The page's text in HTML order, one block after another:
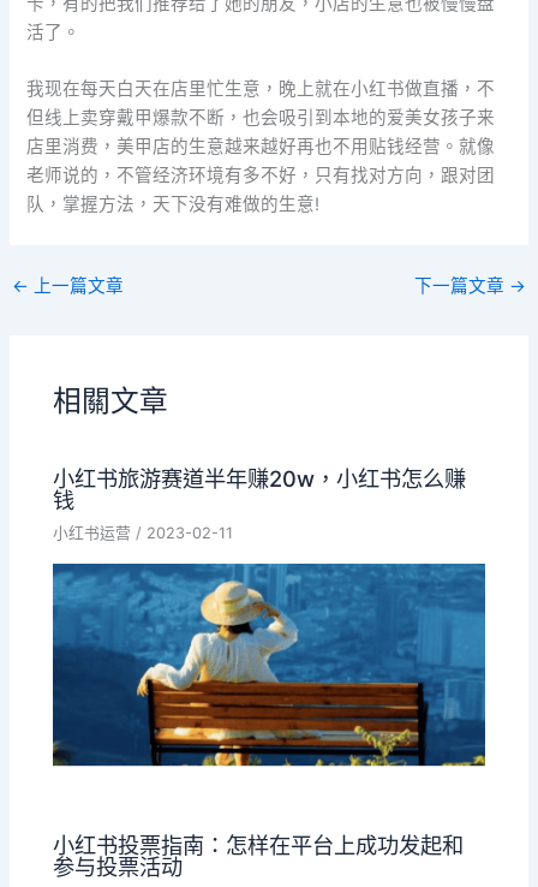
活了。
我现在每天白天在店里忙生意，晚上就在小红书做直播，不
但线上卖穿戴甲爆款不断，也会吸引到本地的爱美女孩子来
店里消费，美甲店的生意越来越好再也不用贴钱经营。就像
老师说的，不管经济环境有多不好，只有找对方向，跟对团
队，掌握方法，天下没有难做的生意!
← 上一篇文章 下一篇文章 →
相關文章
小红书旅游赛道半年赚20w，小红书怎么赚
钱
小红书运营 / 2023-02-11
小红书投票指南：怎样在平台上成功发起和
参与投票活动